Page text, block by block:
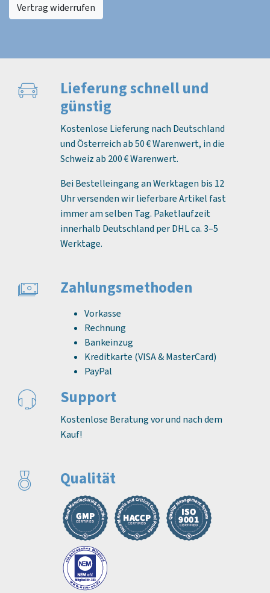
Vertrag widerrufen
Lieferung schnell und
günstig
Kostenlose Lieferung nach Deutschland
und Österreich ab 50 € Warenwert, in die
Schweiz ab 200 € Warenwert.
Bei Bestelleingang an Werktagen bis 12
Uhr versenden wir lieferbare Artikel fast
immer am selben Tag. Paketlaufzeit
innerhalb Deutschland per DHL ca. 3–5
Werktage.
Zahlungs­methoden
Vorkasse
Rechnung
Bankeinzug
Kreditkarte (VISA & MasterCard)
PayPal
Support
Kostenlose Beratung vor und nach dem
Kauf!
Qualität